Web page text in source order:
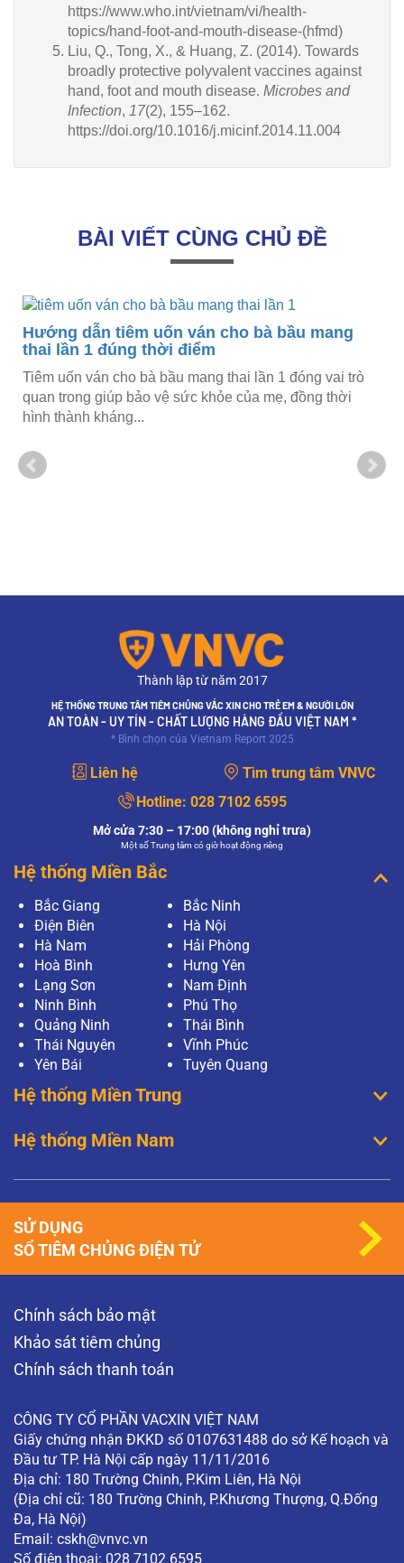
https://www.who.int/vietnam/vi/health-
topics/hand-foot-and-mouth-disease-(hfmd)
Liu, Q., Tong, X., & Huang, Z. (2014). Towards
broadly protective polyvalent vaccines against
hand, foot and mouth disease. Microbes and
Infection, 17(2), 155–162.
https://doi.org/10.1016/j.micinf.2014.11.004
BÀI VIẾT CÙNG CHỦ ĐỀ
Hướng dẫn tiêm uốn ván cho bà bầu mang
thai lần 1 đúng thời điểm
Tiêm uốn ván cho bà bầu mang thai lần 1 đóng vai trò
quan trong giúp bảo vệ sức khỏe của mẹ, đồng thời
hình thành kháng...
Thành lập từ năm 2017
HỆ THỐNG TRUNG TÂM TIÊM CHỦNG VẮC XIN CHO TRẺ EM & NGƯỜI LỚN
AN TOÀN - UY TÍN - CHẤT LƯỢNG HÀNG ĐẦU VIỆT NAM *
* Bình chọn của Vietnam Report 2025
Liên hệ
Tìm trung tâm VNVC
Hotline: 028 7102 6595
Mở cửa 7:30 – 17:00 (không nghỉ trưa)
Một số Trung tâm có giờ hoạt động riêng
Hệ thống Miền Bắc
Bắc Giang
Bắc Ninh
Điện Biên
Hà Nội
Hà Nam
Hải Phòng
Hoà Bình
Hưng Yên
Lạng Sơn
Nam Định
Ninh Bình
Phú Thọ
Quảng Ninh
Thái Bình
Thái Nguyên
Vĩnh Phúc
Yên Bái
Tuyên Quang
Hệ thống Miền Trung
Hệ thống Miền Nam
Chính sách bảo mật
Khảo sát tiêm chủng
Chính sách thanh toán
CÔNG TY CỔ PHẦN VACXIN VIỆT NAM
Giấy chứng nhận ĐKKD số 0107631488 do sở Kế hoạch và
Đầu tư TP. Hà Nội cấp ngày 11/11/2016
Địa chỉ: 180 Trường Chinh, P.Kim Liên, Hà Nội
(Địa chỉ cũ: 180 Trường Chinh, P.Khương Thượng, Q.Đống
Đa, Hà Nội)
Email: cskh@vnvc.vn
Số điện thoại: 028 7102 6595
SỬ DỤNG
SỔ TIÊM CHỦNG ĐIỆN TỬ